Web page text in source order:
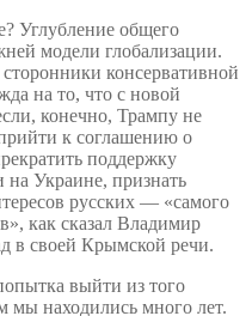
Углубление общего
модели глобализации.
консервативной
на то, что с новой
конечно, Трампу не
к соглашению о
поддержку
Украине, признать
русских — «самого
как сказал Владимир
в своей Крымской речи.
выйти из того
мы находились много лет.